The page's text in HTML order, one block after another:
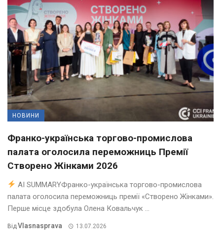
НОВИНИ
Франко-українська торгово-промислова
палата оголосила переможниць Премії
Створено Жінками 2026
AI SUMMARYФранко-українська торгово-промислова
палата оголосила переможниць премії «Створено Жінками».
Перше місце здобула Олена Ковальчук ...
Від Vlasnasprava 13.07.2026